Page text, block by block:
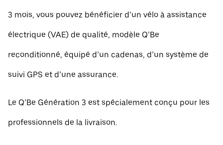
3 mois, vous pouvez bénéficier d’un vélo à assistance
électrique (VAE) de qualité, modèle Q’Be
reconditionné, équipé d’un cadenas, d’un système de
suivi GPS et d’une assurance.
Le Q’Be Génération 3 est spécialement conçu pour les
professionnels de la livraison.